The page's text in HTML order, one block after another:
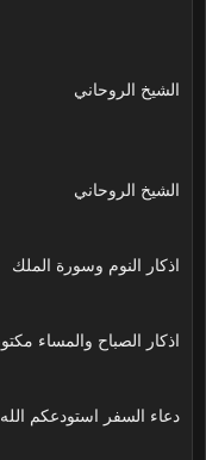
الشيخ الروحاني
الشيخ الروحاني
اذكار النوم وسورة الملك
اذكار الصباح والمساء
دعاء السفر استودعكم الله